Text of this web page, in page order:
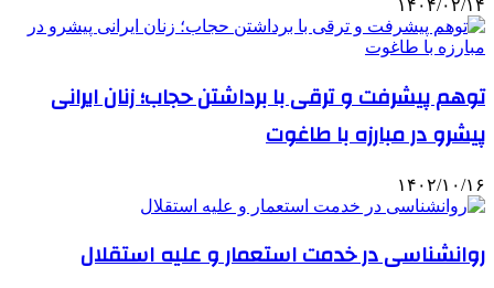
۱۴۰۴/۰۲/۱۴
توهم پیشرفت و ترقی با برداشتن حجاب؛ زنان ایرانی
پیشرو در مبارزه با طاغوت
۱۴۰۲/۱۰/۱۶
روانشناسی در خدمت استعمار و علیه استقلال